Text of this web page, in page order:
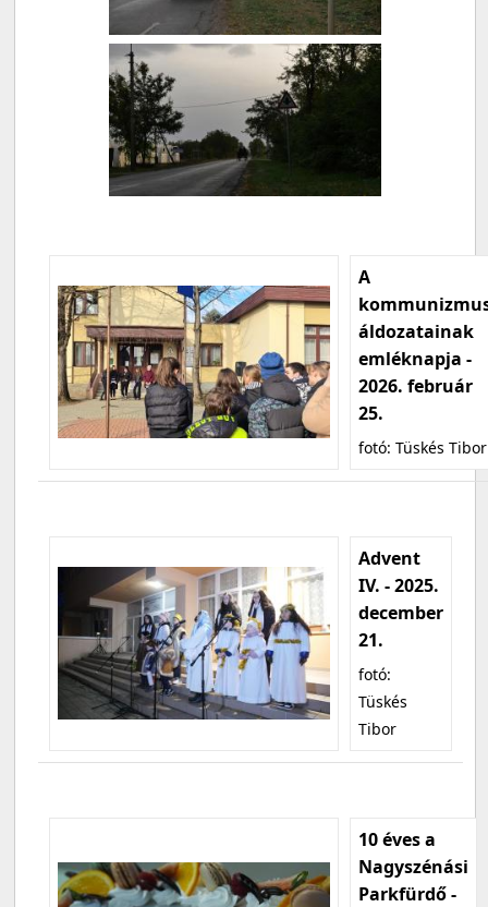
A
áldozatainak
emléknapja -
2026. február
25.
fotó: Tüskés Tibor
Advent
IV. - 2025.
december
21.
fotó:
Tüskés
Tibor
10 éves a
Nagyszénási
Parkfürdő -